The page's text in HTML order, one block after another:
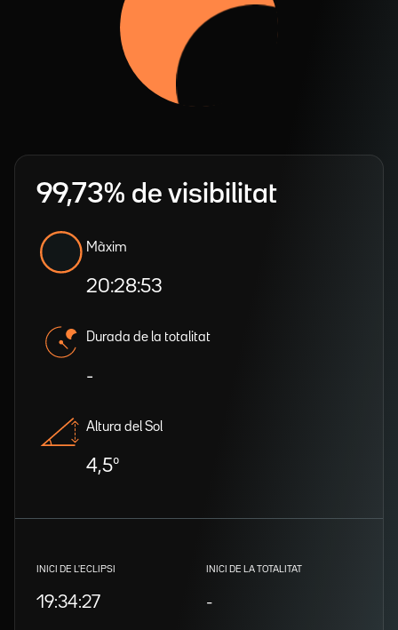
99,73% de visibilitat
Màxim
20:28:53
Durada de la totalitat
-
Altura del Sol
4,5º
INICI DE L'ECLIPSI
19:34:27
INICI DE LA TOTALITAT
-